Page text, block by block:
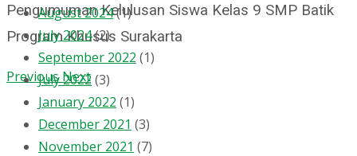
Pengumuman Kelulusan Siswa Kelas 9 SMP Batik
Program Khusus Surakarta
Previous Next
August 2024(1)
July 2024(2)
September 2022 (1)
July 2022 (3)
January 2022 (1)
December 2021 (3)
November 2021 (7)